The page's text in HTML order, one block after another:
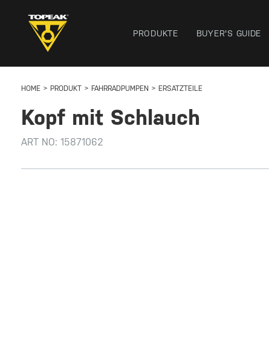
PRODUKTE BUYER'S GUIDE
HOME PRODUKT FAHRRADPUMPEN ERSATZTEILE
Kopf mit Schlauch
ART NO: 15871062